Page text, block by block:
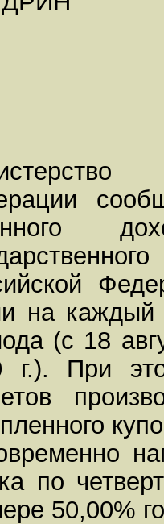
на каждый
(с 18
г.). При
по
50,00%